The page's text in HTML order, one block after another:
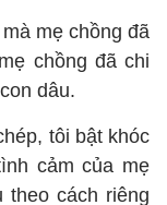
mẹ chồng đã
chồng đã chi
dâu.
tôi bật khóc
cảm của mẹ
theo cách riêng